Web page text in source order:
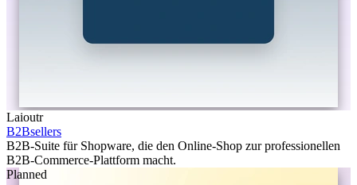
Laioutr
B2Bsellers
B2B-Suite für Shopware, die den Online-Shop zur professionellen
B2B-Commerce-Plattform macht.
Planned